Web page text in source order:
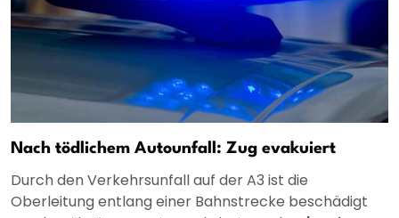
Nach tödlichem Autounfall: Zug evakuiert
Durch den Verkehrsunfall auf der A3 ist die
Oberleitung entlang einer Bahnstrecke beschädigt